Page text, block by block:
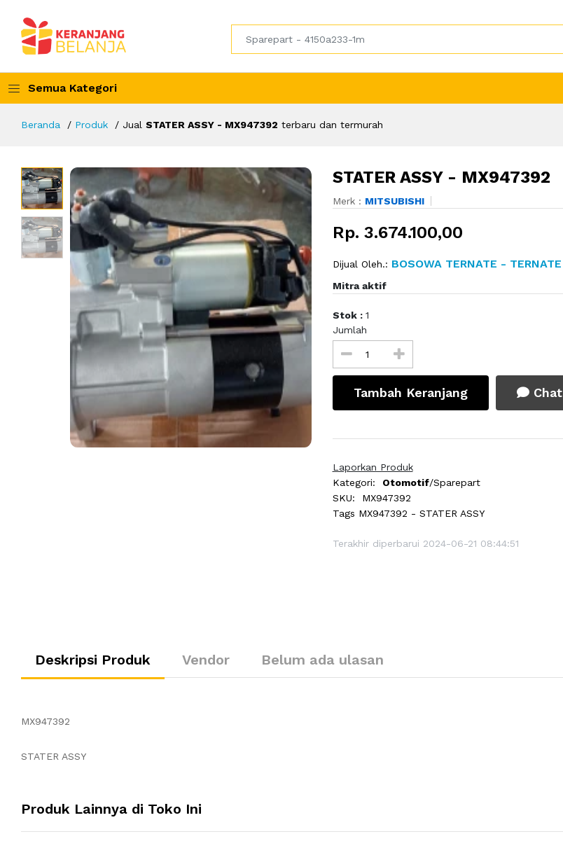
Semua Kategori
Beranda Produk Jual STATER ASSY - MX947392 terbaru dan termurah
STATER ASSY - MX947392
Merk : MITSUBISHI
Rp. 3.674.100,00
Dijual Oleh.: BOSOWA TERNATE - TERNATE
Mitra aktif
Stok : 1
Jumlah
Tambah Keranjang Chat
Laporkan Produk
Kategori:
Otomotif/Sparepart
SKU:
MX947392
Tags MX947392 - STATER ASSY
Terakhir diperbarui 2024-06-21 08:44:51
Deskripsi Produk Vendor Belum ada ulasan
MX947392
STATER ASSY
Produk Lainnya di Toko Ini